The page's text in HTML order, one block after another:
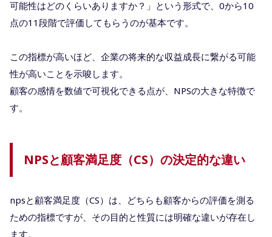
可能性はどのくらいありますか？」という形式で、0から10
点の11段階で評価してもらうのが基本です。
この指標が高いほど、企業の将来的な収益成長に繋がる可能
性が高いことを示唆します。
顧客の感情を数値で可視化できる点が、NPSの大きな特徴で
す。
NPSと顧客満足度（CS）の決定的な違い
npsと顧客満足度（CS）は、どちらも顧客からの評価を測る
ための指標ですが、その目的と性質には明確な違いが存在し
ます。